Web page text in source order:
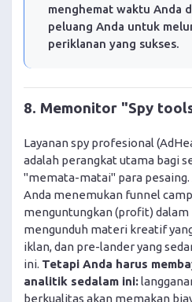
menghemat waktu Anda
peluang Anda untuk
periklanan yang sukses.
8. Memonitor "Spy
Layanan spy profesional
adalah perangkat utama bagi
"memata-matai" para
Anda menemukan funnel
menguntungkan (profit)
mengunduh materi kreatif
iklan, dan pre-lander yang
ini. Tetapi Anda harus
analitik sedalam ini:
berkualitas akan memakan